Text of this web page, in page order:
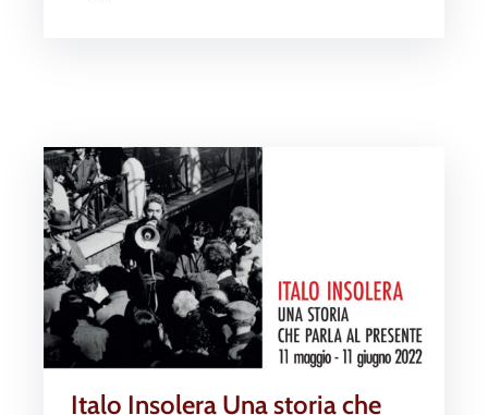
Italo Insolera Una storia che